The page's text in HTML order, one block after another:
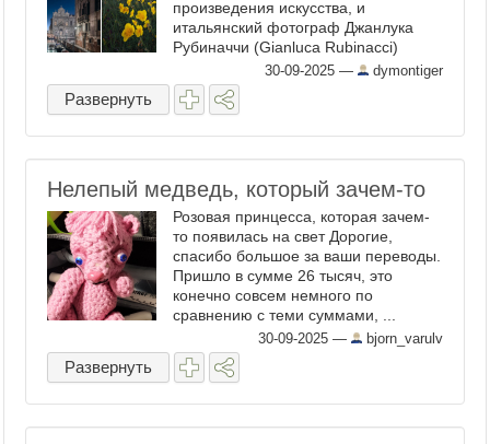
произведения искусства, и
итальянский фотограф Джанлука
Рубиначчи (Gianluca Rubinacci)
овладел этим ремеслом с
поразительной точностью. Его
снимки запечатлевают бескрайнее
30-09-2025 — dymontiger
Развернуть
Нелепый медведь, который зачем-то
Розовая принцесса, которая зачем-
то появилась на свет Дорогие,
спасибо большое за ваши переводы.
Пришло в сумме 26 тысяч, это
конечно совсем немного по
сравнению с теми суммами, ...
30-09-2025 — bjorn_varulv
Развернуть